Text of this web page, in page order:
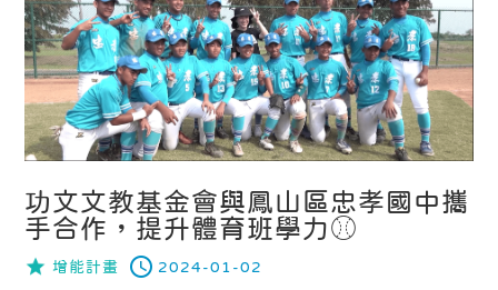
功文文教基金會與鳳山區忠孝國中攜
手合作，提升體育班學力⚾︎
增能計畫 2024-01-02